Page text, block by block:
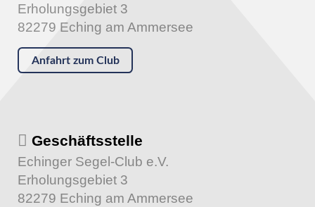
Erholungsgebiet 3
82279 Eching am Ammersee
Anfahrt zum Club
Geschäftsstelle
Echinger Segel-Club e.V.
Erholungsgebiet 3
82279 Eching am Ammersee